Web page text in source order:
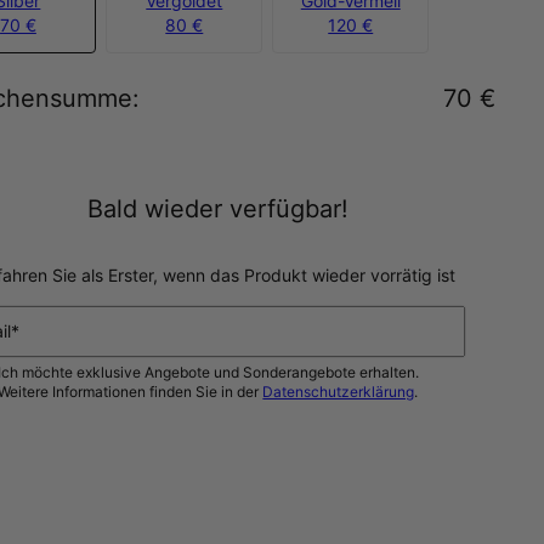
70 €
80 €
120 €
: 70 €
Bald wieder verfügbar!
Sie als Erster, wenn das Produkt wieder vorrätig ist
Ich möchte exklusive Angebote und Sonderangebote erhalten.
Informationen finden Sie in der Datenschutzerklärung.